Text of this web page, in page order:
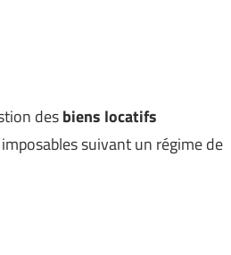
desbiens locatifs
suivant un régime de